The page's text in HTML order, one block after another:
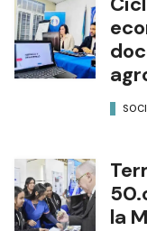
la